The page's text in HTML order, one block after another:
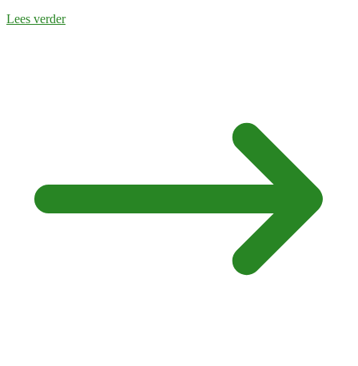
Lees verder